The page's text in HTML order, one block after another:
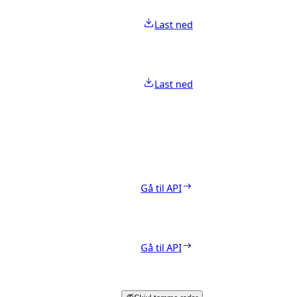
Last ned
Last ned
Gå til API
Gå til API